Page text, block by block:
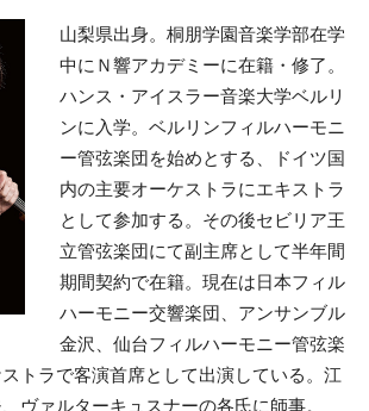
山梨県出身。桐朋学園音楽学部在学
中にＮ響アカデミーに在籍・修了。
ハンス・アイスラー音楽大学ベルリ
ンに入学。ベルリンフィルハーモニ
ー管弦楽団を始めとする、ドイツ国
内の主要オーケストラにエキストラ
として参加する。その後セビリア王
立管弦楽団にて副主席として半年間
期間契約で在籍。現在は日本フィル
ハーモニー交響楽団、アンサンブル
金沢、仙台フィルハーモニー管弦楽
トラで客演首席として出演している。江
ヴァルターキュスナーの各氏に師事。